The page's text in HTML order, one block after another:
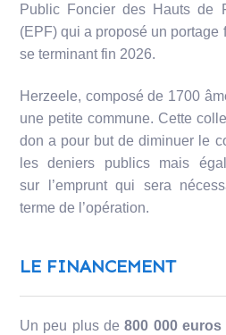
Public Foncier des Hauts de
(EPF) qui a proposé un portage
se terminant fin 2026.
Herzeele, composé de 1700
une petite commune. Cette
don a pour but de diminuer le
les deniers publics mais
sur l’emprunt qui sera
terme de l’opération.
LE FINANCEMENT
Un peu plus de800 000 euros